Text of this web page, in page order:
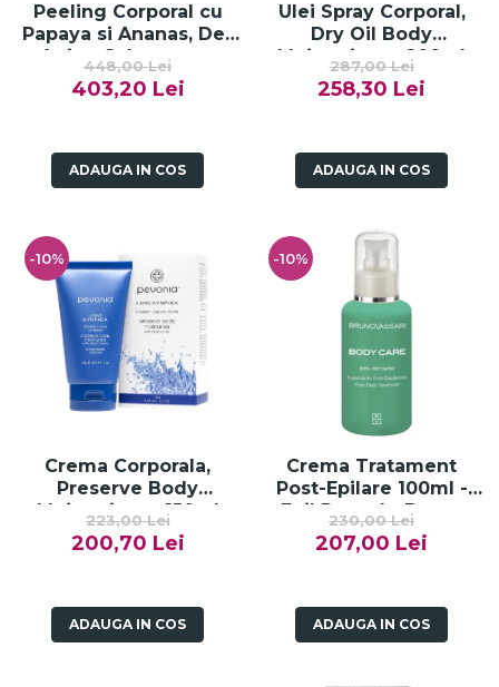
Peeling Corporal cu
Papaya si Ananas, De-
Aging Saltmousse
Papaya-Pineapple -
200ml
448,00 Lei
403,20 Lei
ADAUGA IN COS
Ulei Spray Corporal,
Dry Oil Body
Moisturizer - 200ml
287,00 Lei
258,30 Lei
ADAUGA IN COS
-10%
Crema Corporala,
Preserve Body
Moisturizer - 150ml
223,00 Lei
200,70 Lei
ADAUGA IN COS
-10%
Crema Tratament
Post-Epilare 100ml -
Epil Retard - Bruno
Vassari
230,00 Lei
207,00 Lei
ADAUGA IN COS